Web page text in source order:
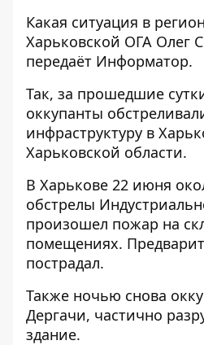
Какая ситуация в
Харьковской ОГА Олег
передаёт Информатор.
Так, за прошедшие
оккупанты
инфраструктуру в
Харьковской области.
В Харькове 22 июня
обстрелы
произошел пожар на
помещениях.
пострадал.
Также ночью снова
Дергачи, частично
здание.